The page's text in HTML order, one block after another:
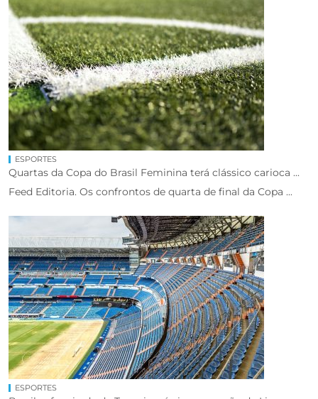
ESPORTES
Quartas da Copa do Brasil Feminina terá clássico carioca ...
Feed Editoria. Os confrontos de quarta de final da Copa ...
ESPORTES